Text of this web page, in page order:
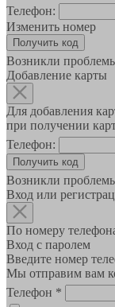
Телефон:
Изменить номер
Возникли
Добавление карты
Для добавления
при получении
Телефон:
Возникли
Вход или
По номеру
Вход с паролем
Введите номер
Мы отправим вам
Телефон *